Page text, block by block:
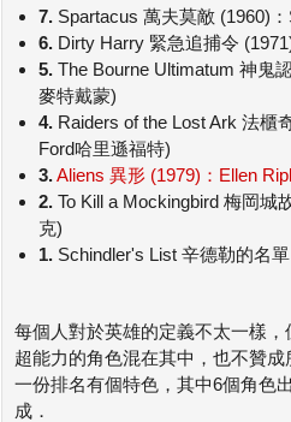
7. Spartacus 萬夫莫敵 (1960)
6. Dirty Harry 緊急追捕令
5. The Bourne Ultimatum 神鬼
麥特戴蒙)
4. Raiders of the Lost Ark 法櫃
Ford哈里遜福特)
3.Aliens 異形 (1979)：Ellen
2. To Kill a Mockingbird 梅岡城
克)
1. Schindler's List 辛德勒的名
每個人對於英雄的定義不太一樣
超能力的角色混在其中，也不贊
一份排名有個特色，其中6個角色
成．